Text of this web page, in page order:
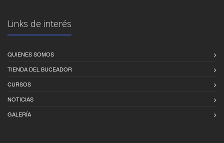
Links de interés
QUIENES SOMOS
TIENDA DEL BUCEADOR
CURSOS
NOTICIAS
GALERÍA